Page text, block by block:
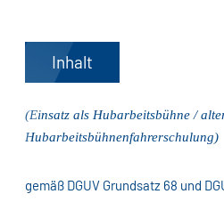
Inhalt
(Einsatz als Hubarbeitsbühne /
Hubarbeitsbühnenfahrerschulung)
gemäß DGUV Grundsatz 68 und